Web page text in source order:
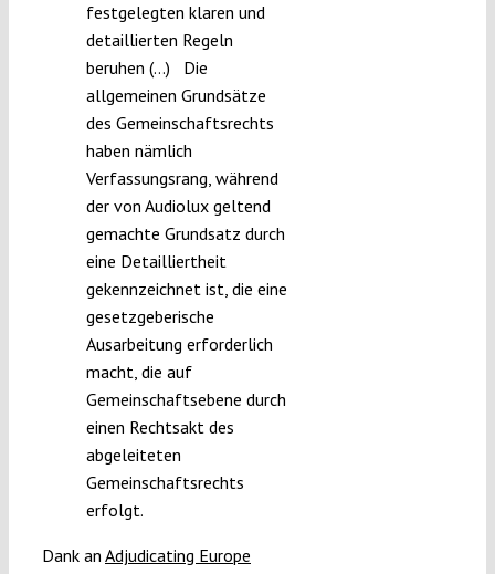
festgelegten klaren und
detaillierten Regeln
beruhen (…) Die
allgemeinen Grundsätze
des Gemeinschaftsrechts
haben nämlich
Verfassungsrang, während
der von Audiolux geltend
gemachte Grundsatz durch
eine Detailliertheit
gekennzeichnet ist, die eine
gesetzgeberische
Ausarbeitung erforderlich
macht, die auf
Gemeinschaftsebene durch
einen Rechtsakt des
abgeleiteten
Gemeinschaftsrechts
erfolgt.
Dank an Adjudicating Europe